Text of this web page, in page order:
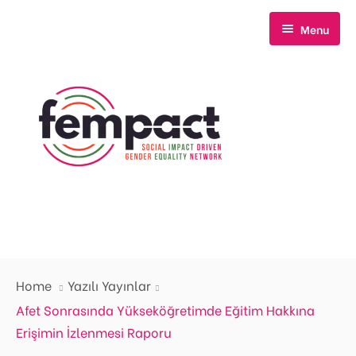
Menu
Hakkımızda
Biz Kimiz?
Neler Yapıyoruz?
Home
Yazılı Yayınlar
Afet Sonrasında Yükseköğretimde Eğitim Hakkına
Erişimin İzlenmesi Raporu